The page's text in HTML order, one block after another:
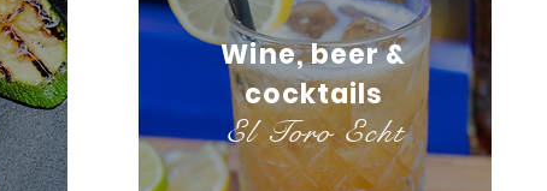
Wine, beer &
cocktails
El Toro Echt